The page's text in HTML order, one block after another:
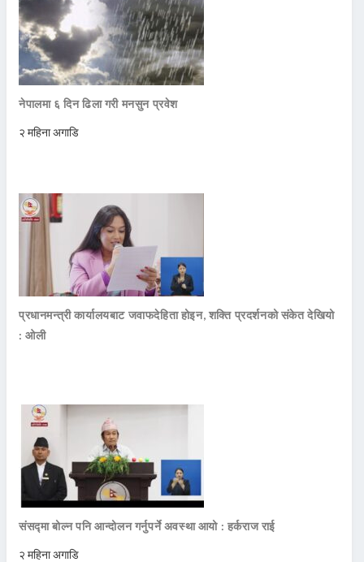
नेपालमा ६ दिन ढिला गरी मनसुन प्रवेश
२ महिना अगाडि
प्रधानमन्त्री कार्यालयबाट जवाफदेहिता होइन, शक्ति प्रदर्शनको संकेत देखियो
: ओली
संसद्मा बोल्न पनि आन्दोलन गर्नुपर्ने अवस्था आयो : हर्कराज राई
२ महिना अगाडि